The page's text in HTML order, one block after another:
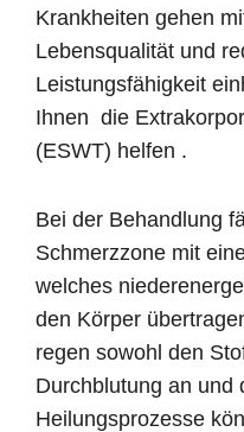
Krankheiten gehen
Lebensqualität und
Leistungsfähigkeit
Ihnen die
(ESWT) helfen .
Bei der Behandlung
Schmerzzone mit
welches
den Körper
regen sowohl den
Durchblutung an und
Heilungsprozesse